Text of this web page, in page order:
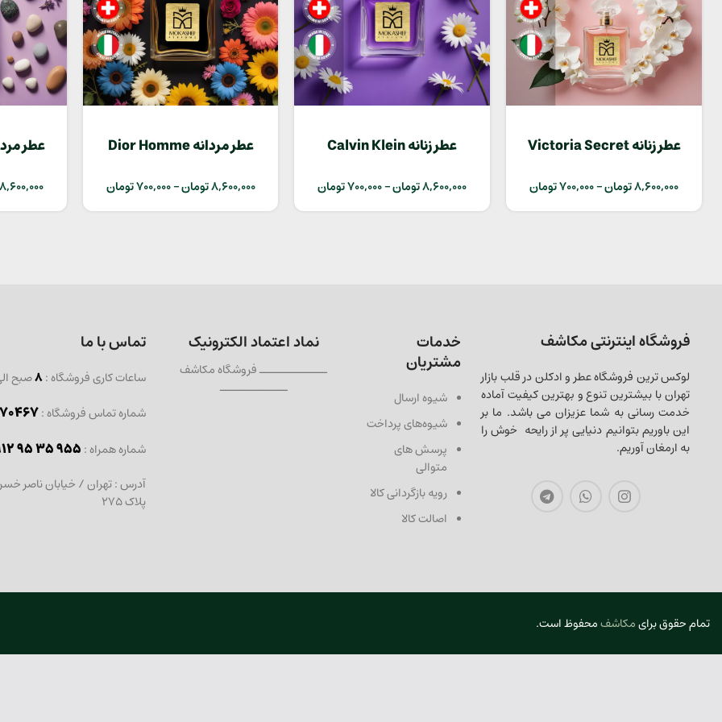
عطر زنانه Victoria Secret
Bombshell8,600,000تومان–
700,000تومان
عطر زنانه Calvin Klein
Escape
8,600,000تومان–
700,000تومان
عطر مردانه Dior Homme
Intense 8,600,000تومان–
700,000تومان 8,600,000
فروشگاه اینترنتی مکاشف
لوکس ترین فروشگاه عطر و ادکلن در قلب بازار
تهران با بیشترین تنوع و بهترین کیفیت آماده
خدمت رسانی به شما عزیزان می باشد. ما بر
این باوریم بتوانیم دنیایی پر از رایحه خوش را
به ارمغان آوریم.
خدمات
مشتریان
شیوه ارسال
شیوه‌های پرداخت
پرسش های
متوالی
رویه بازگردانی کالا
اصالت کالا
نماد اعتماد الکترونیک
ــــــــــــــ فروشگاه مکاشف
ــــــــــــــ
تماس با ما
ساعات کاری فروشگاه :8صبح
شماره تماس فروشگاه :- 021
95 35 955 : شماره همراه
آدرس : تهران / خیابان ناصر
پلاک 275
تمام حقوق برایمکاشفمحفوظ است.